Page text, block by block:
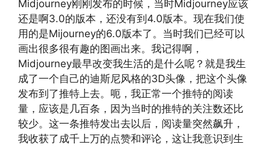
Midjourney刚刚发布的时候，当时Midjourney应该
还是啊3.0的版本，还没有到4.0版本。现在我们使
用的是Mijourney的6.0版本了。当时我们已经可以
画出很多很有趣的图画出来。我记得啊，
Midjourney最早改变我生活的是什么呢？就是我生
成了一个自己的迪斯尼风格的3D头像，把这个头像
发布到了推特上去。呃，我正常一个推特的阅读
量，应该是几百条，因为当时的推特的关注数还比
较少。这一条推特发出去以后，阅读量突然飙升，
我收获了成千上万的点赞和评论，这让我意识到生